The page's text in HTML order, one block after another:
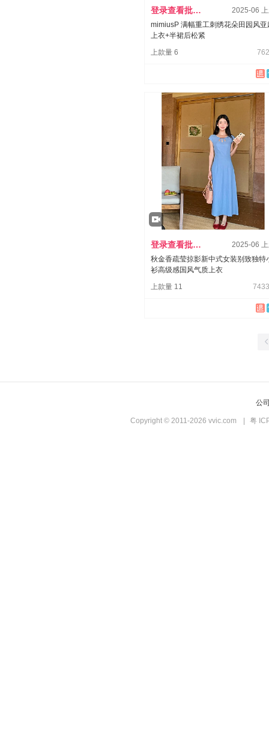
登录查看批发价
2025-06
mimiusP 满幅重工刺绣花朵田园风亚
上衣+半裙后松紧
上款量 6
登录查看批发价
2025-06
秋金香疏莹掠影新中式女装别致独特
衫高级感国风气质上衣
上款量 11
公
Copyright © 2011-2026 vvic.com 粤